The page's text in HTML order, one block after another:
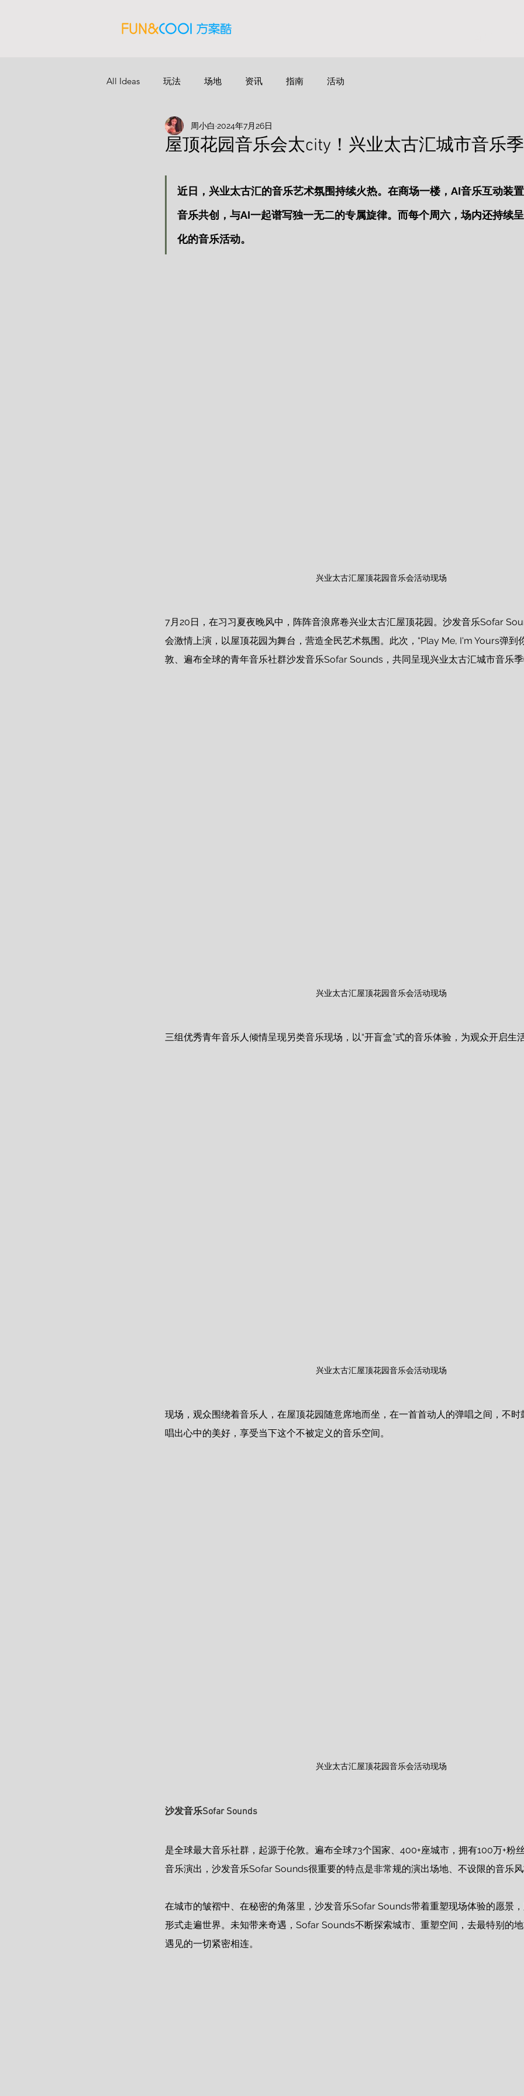
All Ideas 玩法 场地 资讯 指南 活动
屋顶花园音乐会太city！兴业太古汇城市音乐
周小白 2024年7月26日
近日，兴业太古汇的音乐艺术氛围持续火热。在商场一楼，AI音乐互动装
音乐共创，与AI一起谱写独一无二的专属旋律。而每个周六，场内还持续
化的音乐活动。
兴业太古汇屋顶花园音乐会活动现场
7月20日，在习习夏夜晚风中，阵阵音浪席卷兴业太古汇屋顶花园。沙发音乐Sofar
会激情上演，以屋顶花园为舞台，营造全民艺术氛围。此次，“Play Me, I'm Yours弹到
敦、遍布全球的青年音乐社群沙发音乐Sofar Sounds，共同呈现兴业太古汇城市音乐季
兴业太古汇屋顶花园音乐会活动现场
三组优秀青年音乐人倾情呈现另类音乐现场，以“开盲盒”式的音乐体验，为观众开启生
兴业太古汇屋顶花园音乐会活动现场
现场，观众围绕着音乐人，在屋顶花园随意席地而坐，在一首首动人的弹唱之间，不时
唱出心中的美好，享受当下这个不被定义的音乐空间。
兴业太古汇屋顶花园音乐会活动现场
沙发音乐Sofar Sounds
是全球最大音乐社群，起源于伦敦。遍布全球73个国家、400+座城市，拥有100万+粉
音乐演出，沙发音乐Sofar Sounds很重要的特点是非常规的演出场地、不设限的音乐风
在城市的皱褶中、在秘密的角落里，沙发音乐Sofar Sounds带着重塑现场体验的愿景，
形式走遍世界。未知带来奇遇，Sofar Sounds不断探索城市、重塑空间，去最特别的
遇见的一切紧密相连。